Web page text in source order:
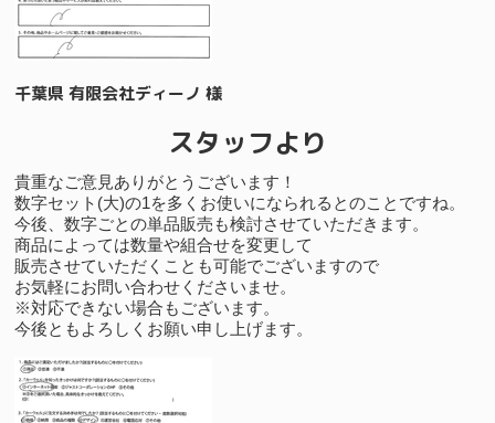
千葉県 有限会社ディーノ 様
スタッフより
貴重なご意見ありがとうございます！
数字セット(大)の1を多くお使いになられるとのことですね。
今後、数字ごとの単品販売も検討させていただきます。
商品によっては数量や組合せを変更して
販売させていただくことも可能でございますので
お気軽にお問い合わせくださいませ。
※対応できない場合もございます。
今後ともよろしくお願い申し上げます。